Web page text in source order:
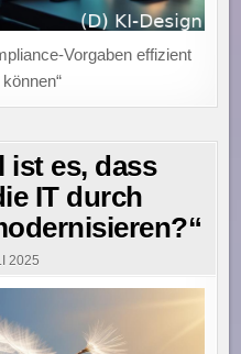
Vorgaben effizient
ist es, dass
IT durch
2025